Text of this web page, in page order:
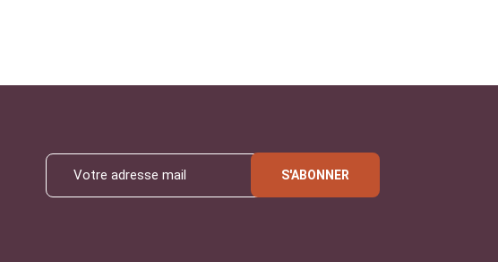
S'ABONNER